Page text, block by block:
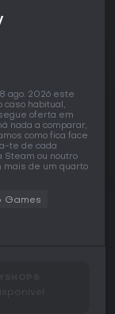
ago. 2026 este
caso habitual,
oferta em
nada a comparar,
como fica face
te de cada
Steam ou noutro
mais de um quarto
Games